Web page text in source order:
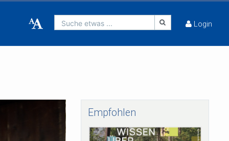
Suche etwas ... Login
Empfohlen